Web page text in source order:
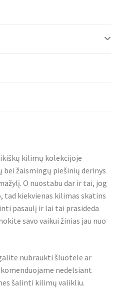
kilimų kolekcijoje
žaismingų piešinių derinys
O nuostabu dar ir tai, jog
tad kiekvienas kilimas skatins
pasaulį ir lai tai prasideda
savo vaikui žinias jau nuo
nubraukti šluotele ar
nedelsiant
šalinti kilimų valikliu.